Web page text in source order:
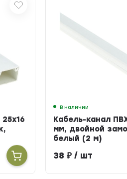
В наличии
Кабель-канал
мм, двойной
белый (2 м)
38₽ / шт